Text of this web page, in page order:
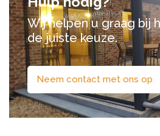
Wij helpen u graag bij
de juiste keuze.
Neem contact met ons op